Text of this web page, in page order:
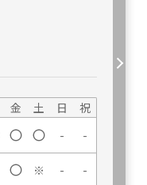
金 土 日
祝
-
-
※ - -